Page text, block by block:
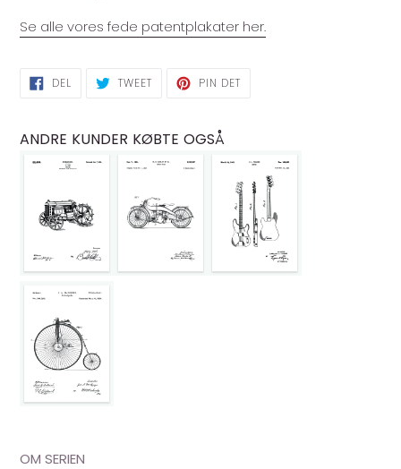
indkøbskurv
Se alle vores fede patentplakater her.
DEL
PÅ
TWEETTWEET PIN DET
ANDRE KUNDER KØBTE OGSÅ
OM SERIEN